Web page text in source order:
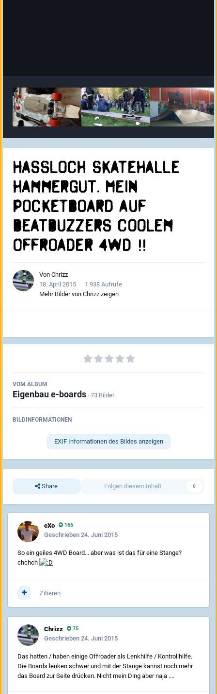
Hassloch skatehalle
hammergut. Mein
Pocketboard auf
beatbuzzers coolem
Offroader 4WD !!
Von Chrizz
18. April 2015
1.938 Aufrufe
Mehr Bilder von Chrizz zeigen
VOM ALBUM
Eigenbau e-boards · 73 Bilder
BILDINFORMATIONEN
EXIF Informationen des Bildes anzeigen
Share Folgen diesem Inhalt 0
eXo 166
Geschrieben 24. Juni 2015
So ein geiles 4WD Board... aber was ist das für eine Stange?
chchch
Zitieren
Chrizz 75
Geschrieben 24. Juni 2015
Das hatten / haben einige Offroader als Lenkhilfe / Kontrollhilfe.
Die Boards lenken schwer und mit der Stange kannst noch mehr
das Board zur Seite drücken. Nicht mein Ding aber naja ....